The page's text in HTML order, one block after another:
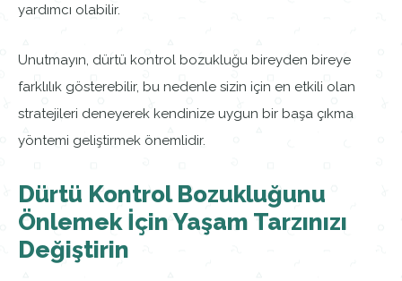
yardımcı olabilir.
Unutmayın, dürtü kontrol bozukluğu bireyden bireye
farklılık gösterebilir, bu nedenle sizin için en etkili olan
stratejileri deneyerek kendinize uygun bir başa çıkma
yöntemi geliştirmek önemlidir.
Dürtü Kontrol Bozukluğunu
Önlemek İçin Yaşam Tarzınızı
Değiştirin